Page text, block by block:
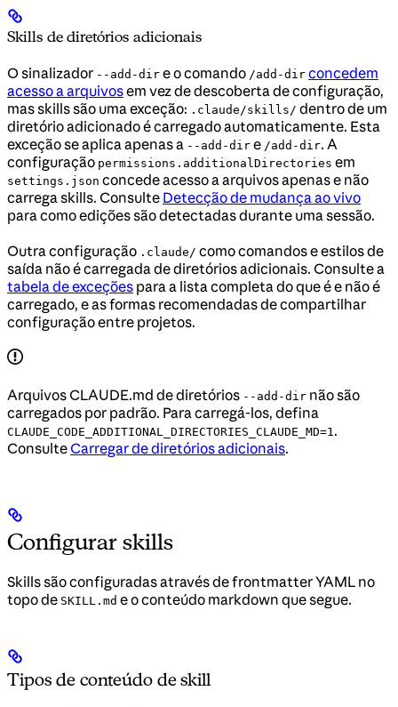
Skills de diretórios adicionais
O sinalizador --add-dir e o comando /add-dir concedem
acesso a arquivosem vez de descoberta de configuração,
mas skills são uma exceção: .claude/skills/ dentro de um
diretório adicionado é carregado automaticamente. Esta
exceção se aplica apenas a --add-dir e /add-dir. A
configuração permissions.additionalDirectories em
settings.json concede acesso a arquivos apenas e não
carrega skills. Consulte Detecção de mudança ao vivo
para como edições são detectadas durante uma sessão.
Outra configuração .claude/ como comandos e estilos de
saída não é carregada de diretórios adicionais. Consulte a
tabela de exceções para a lista completa do que é e não é
carregado, e as formas recomendadas de compartilhar
configuração entre projetos.
Arquivos CLAUDE.md de diretórios --add-dir não são
carregados por padrão. Para carregá-los, defina
CLAUDE_CODE_ADDITIONAL_DIRECTORIES_CLAUDE_MD=1.
ConsulteCarregar de diretórios adicionais.
Configurar skills
Skills são configuradas através de frontmatter YAML no
topo de SKILL.md e o conteúdo markdown que segue.
Tipos de conteúdo de skill